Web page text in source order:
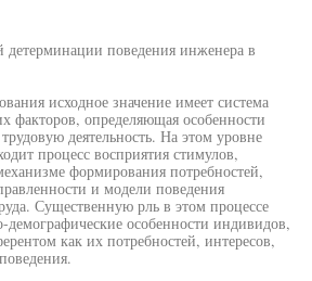
детерминации поведения инженера в
исходное значение имеет система
факторов, определяющая особенности
деятельность. На этом уровне
процесс восприятия стимулов,
формирования потребностей,
и модели поведения
Существенную рль в этом процессе
особенности индивидов,
как их потребностей, интересов,